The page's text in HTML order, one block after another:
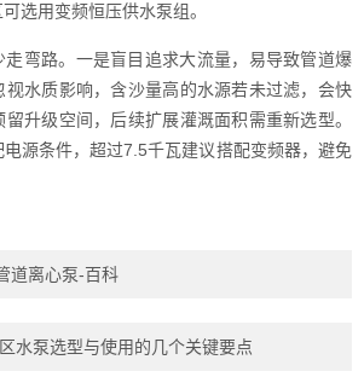
选用变频恒压供水泵组。
走弯路。一是盲目追求大流量，易导致管道爆
水质影响，含沙量高的水源若未过滤，会快
升级空间，后续扩展灌溉面积需重新选型。
源条件，超过7.5千瓦建议搭配变频器，避免
道离心泵-百科
水泵选型与使用的几个关键要点